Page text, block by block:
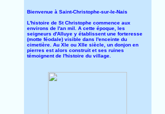
Bienvenue à Saint-Christophe-sur-le-Nais
L'histoire de St Christophe commence aux
environs de l'an mil. A cette époque, les
seigneurs d'Alluye y établissent une forteresse
(motte féodale) visible dans l'enceinte du
cimetière. Au XIe ou XIIe siècle, un donjon en
pierres est alors construit et ses ruines
témoignent de l'histoire du village.